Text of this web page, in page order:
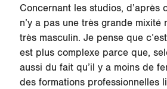
Concernant les studios, d’après
n’y a pas une très grande mixité
très masculin. Je pense que
est plus complexe parce que,
aussi du fait qu’il y a moins de
des formations professionnelles